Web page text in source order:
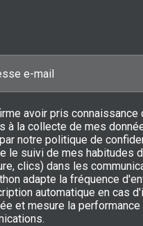
avoir pris connaissance
à la collecte de mes
notre politique de
le suivi de mes habitudes
clics) dans les
adapte la fréquence
automatique en cas
et mesure la